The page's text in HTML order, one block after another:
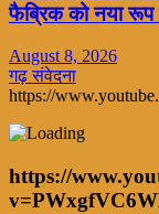
फैब्रिक को नया
August 8, 2026
गढ़ संवेदना
https://
https://